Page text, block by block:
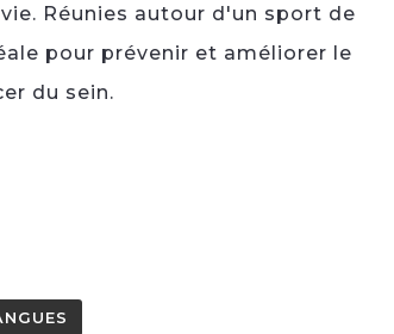
Réunies autour d'un sport de
pour prévenir et améliorer le
du sein.